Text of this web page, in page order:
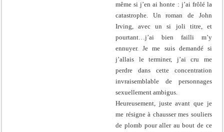
même si j’en ai honte : j’ai frôlé la
catastrophe. Un roman de John
Irving, avec un si joli titre, et
pourtant…j’ai bien failli m’y
ennuyer. Je me suis demandé si
j’allais le terminer, j’ai cru me
perdre dans cette concentration
invraisemblable de personnages
sexuellement ambigus.
Heureusement, juste avant que je
me résigne à chausser mes souliers
de plomb pour aller au bout de ce